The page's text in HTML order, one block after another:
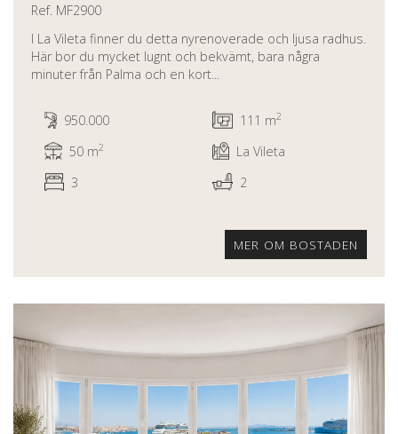
Ref. MF2900
I La Vileta finner du detta nyrenoverade och ljusa radhus.
Här bor du mycket lugnt och bekvämt, bara några
minuter från Palma och en kort...
950.000 111 m2
50 m2
La Vileta
3
2
MER OM BOSTADEN